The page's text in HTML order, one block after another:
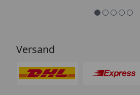
Versand